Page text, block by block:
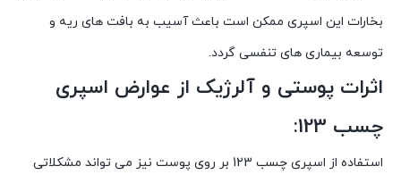
بخارات این اسپری ممکن است باعث آسیب به بافت های ریه و
توسعه بیماری های تنفسی گردد.
اثرات پوستی و آلرژیک از عوارض اسپری
چسب 123:
استفاده از اسپری چسب 123 بر روی پوست نیز می تواند مشکلاتی